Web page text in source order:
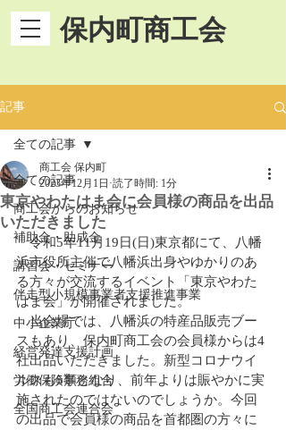
保内町商工会
記事
全ての記事
商工会からのお知らせ
補助金・助成金
講習会・セミナー
伴走型小規模事業者支援推進事業
中小企業庁
経営発達支援計画
労働保険事務組合
全国商工会連合会
全ての記事
東京やわたはま会に会員様の商品を出品
いただきました
商工会 保内町
2023年12月1日 読了時間: 1分
令和5年11月19日(日)東京都にて、八幡
浜市役所主催で八幡浜出身やゆかりのあ
る方々が交流するイベント「東京やわた
はま会」が開催されました。
当会場では、八幡浜の特産品販売ブー
スもあり、保内町商工会の会員様からは4
社出品いただきました。新型コロナウイ
ルスも5類となり、前年よりは賑やかに実
施されたのではないのでしょうか。今回
の出品で会員様の商品を首都圏の方々に